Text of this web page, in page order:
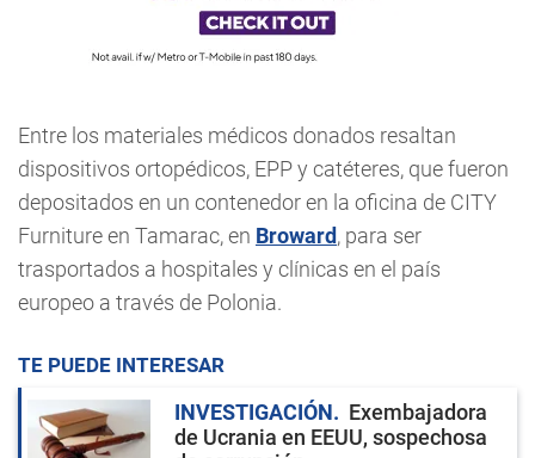
Entre los materiales médicos donados resaltan
dispositivos ortopédicos, EPP y catéteres, que fueron
depositados en un contenedor en la oficina de CITY
Furniture en Tamarac, en Broward, para ser
trasportados a hospitales y clínicas en el país
europeo a través de Polonia.
TE PUEDE INTERESAR
INVESTIGACIÓN
Exembajadora
de Ucrania en EEUU, sospechosa